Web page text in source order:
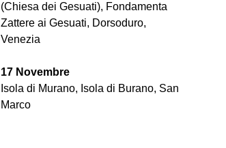
(Chiesa dei Gesuati), Fondamenta
Zattere ai Gesuati, Dorsoduro,
Venezia
17 Novembre
Isola di Murano, Isola di Burano, San
Marco